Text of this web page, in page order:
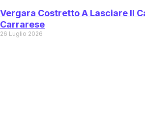
Vergara Costretto A Lasciare Il
Carrarese
26 Luglio 2026